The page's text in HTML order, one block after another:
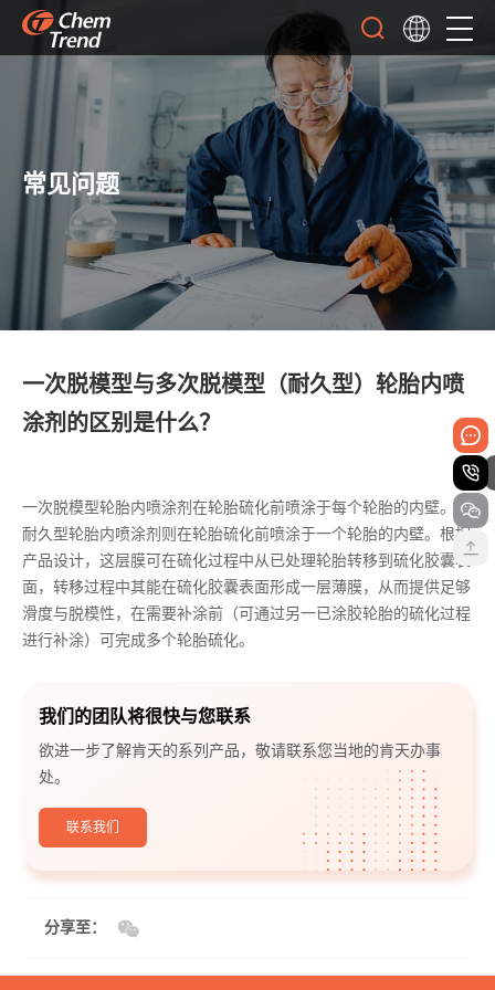
常见问题
一次脱模型与多次脱模型（耐久型）轮胎内喷
涂剂的区别是什么？
一次脱模型轮胎内喷涂剂在轮胎硫化前喷涂于每个轮胎的内壁。而
耐久型轮胎内喷涂剂则在轮胎硫化前喷涂于一个轮胎的内壁。根据
产品设计，这层膜可在硫化过程中从已处理轮胎转移到硫化胶囊表
面，转移过程中其能在硫化胶囊表面形成一层薄膜，从而提供足够
滑度与脱模性，在需要补涂前（可通过另一已涂胶轮胎的硫化过程
进行补涂）可完成多个轮胎硫化。
我们的团队将很快与您联系
欲进一步了解肯天的系列产品，敬请联系您当地的肯天办事
处。
联系我们
分享至：